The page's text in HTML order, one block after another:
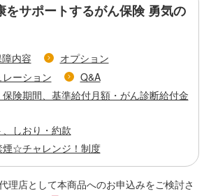
サポートするがん保険 勇気の
内容
オプション
ーション
Q&A
険期間、基準給付月額・がん診断給付金
しおり・約款
煙☆チャレンジ！制度
理店として本商品へのお申込みをご検討さ